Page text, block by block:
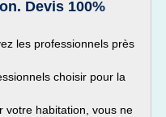
Devis 100%
les professionnels près
choisir pour la
votre habitation, vous ne